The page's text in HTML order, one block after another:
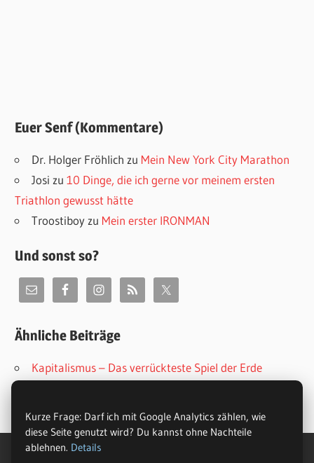
Euer Senf (Kommentare)
Dr. Holger Fröhlich zu Mein New York City Marathon
Josi zu10 Dinge, die ich gerne vor meinem ersten
Triathlon gewusst hätte
Troostiboyzu Mein erster IRONMAN
Und sonst so?
Ähnliche Beiträge
Kapitalismus – Das verrückteste Spiel der Erde
Kurze Frage: Darf ich mit Google Analytics zählen, wie
diese Seite genutzt wird? Du kannst ohne Nachteile
ablehnen. Details